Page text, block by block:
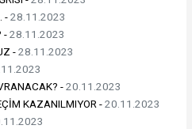
-28.11.2023
-28.11.2023
-28.11.2023
-20.11.2023
KAZANILMIYOR -20.11.2023